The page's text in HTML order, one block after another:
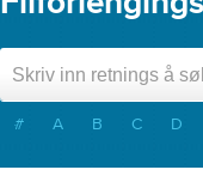
# A B C D